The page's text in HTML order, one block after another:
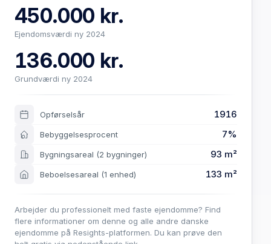
450.000 kr.
Ejendomsværdi ny 2024
136.000 kr.
Grundværdi ny 2024
Opførselsår 1916
Bebyggelsesprocent 7%
Bygningsareal (2 bygninger) 93 m²
Beboelsesareal (1 enhed) 133 m²
Arbejder du professionelt med faste ejendomme? Find
flere informationer om denne og alle andre danske
ejendomme på Resights-platformen. Du kan prøve den